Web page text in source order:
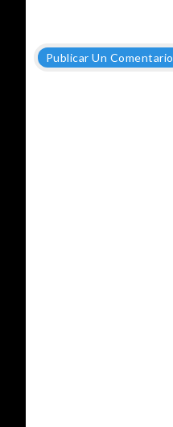
Publicar Un Comentario